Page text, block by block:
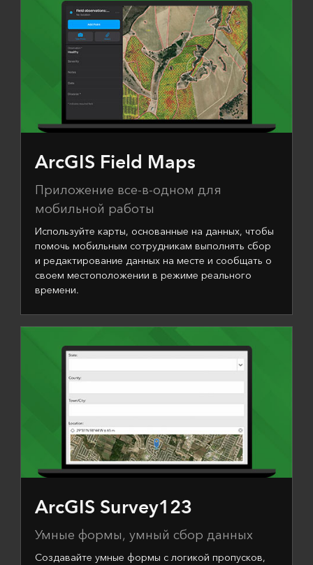
ArcGIS Field Maps
Приложение все-в-одном для
мобильной работы
Используйте карты, основанные на данных, чтобы
помочь мобильным сотрудникам выполнять сбор
и редактирование данных на месте и сообщать о
своем местоположении в режиме реального
времени.
ArcGIS Survey123
Умные формы, умный сбор данных
Создавайте умные формы с логикой пропусков,